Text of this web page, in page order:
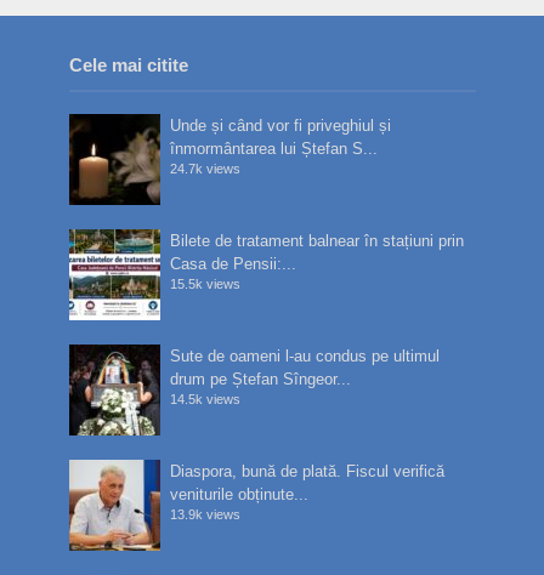
Cele mai citite
Unde și când vor fi priveghiul și
înmormântarea lui Ștefan S...
24.7k views
Bilete de tratament balnear în stațiuni prin
Casa de Pensii:...
15.5k views
Sute de oameni l-au condus pe ultimul
drum pe Ștefan Sîngeor...
14.5k views
Diaspora, bună de plată. Fiscul verifică
veniturile obținute...
13.9k views